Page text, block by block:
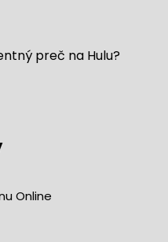
preč na Hulu?
Online